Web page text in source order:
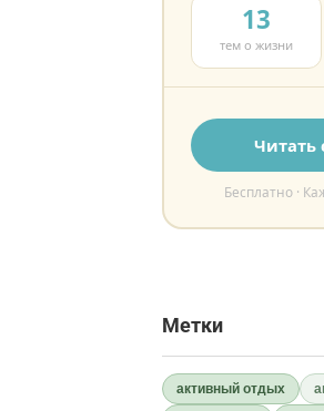
13
тем о жизни
Читать
Бесплатно ·
Метки
активный отдых